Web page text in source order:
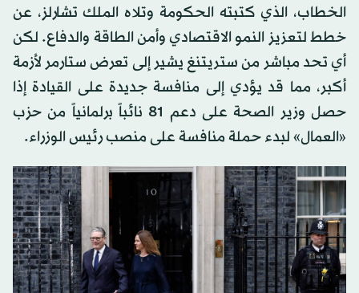
الخطاب، الذي كتبته الحكومة ​وتلاه الملك تشارلز، عن
خطط لتعزيز ‌النمو الاقتصادي وأمن الطاقة والدفاع. لكن
أي تحد مباشر من ستريتنغ يشير إلى تعرض ستارمر ‌لأزمة
أكبر، مما قد يؤدي إلى منافسة جديدة على القيادة إذا
حصل وزير الصحة على دعم 81 نائباً برلمانياً من حزب
«العمال» لبدء حملة منافسة على منصب رئيس الوزراء.